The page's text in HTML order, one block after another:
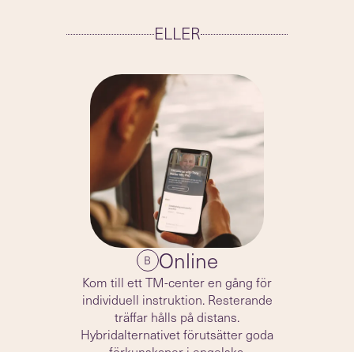
ELLER
B Online
Kom till ett TM-center en gång för
individuell instruktion. Resterande
träffar hålls på distans.
Hybridalternativet förutsätter goda